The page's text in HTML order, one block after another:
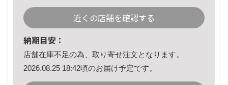
近くの店舗を確認する
納期目安：
店舗在庫不足の為、取り寄せ注文となります。
2026.08.25 18:42頃のお届け予定です。